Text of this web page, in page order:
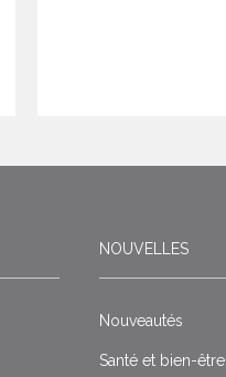
NOUVELLES
Nouveautés
Santé et bien-être